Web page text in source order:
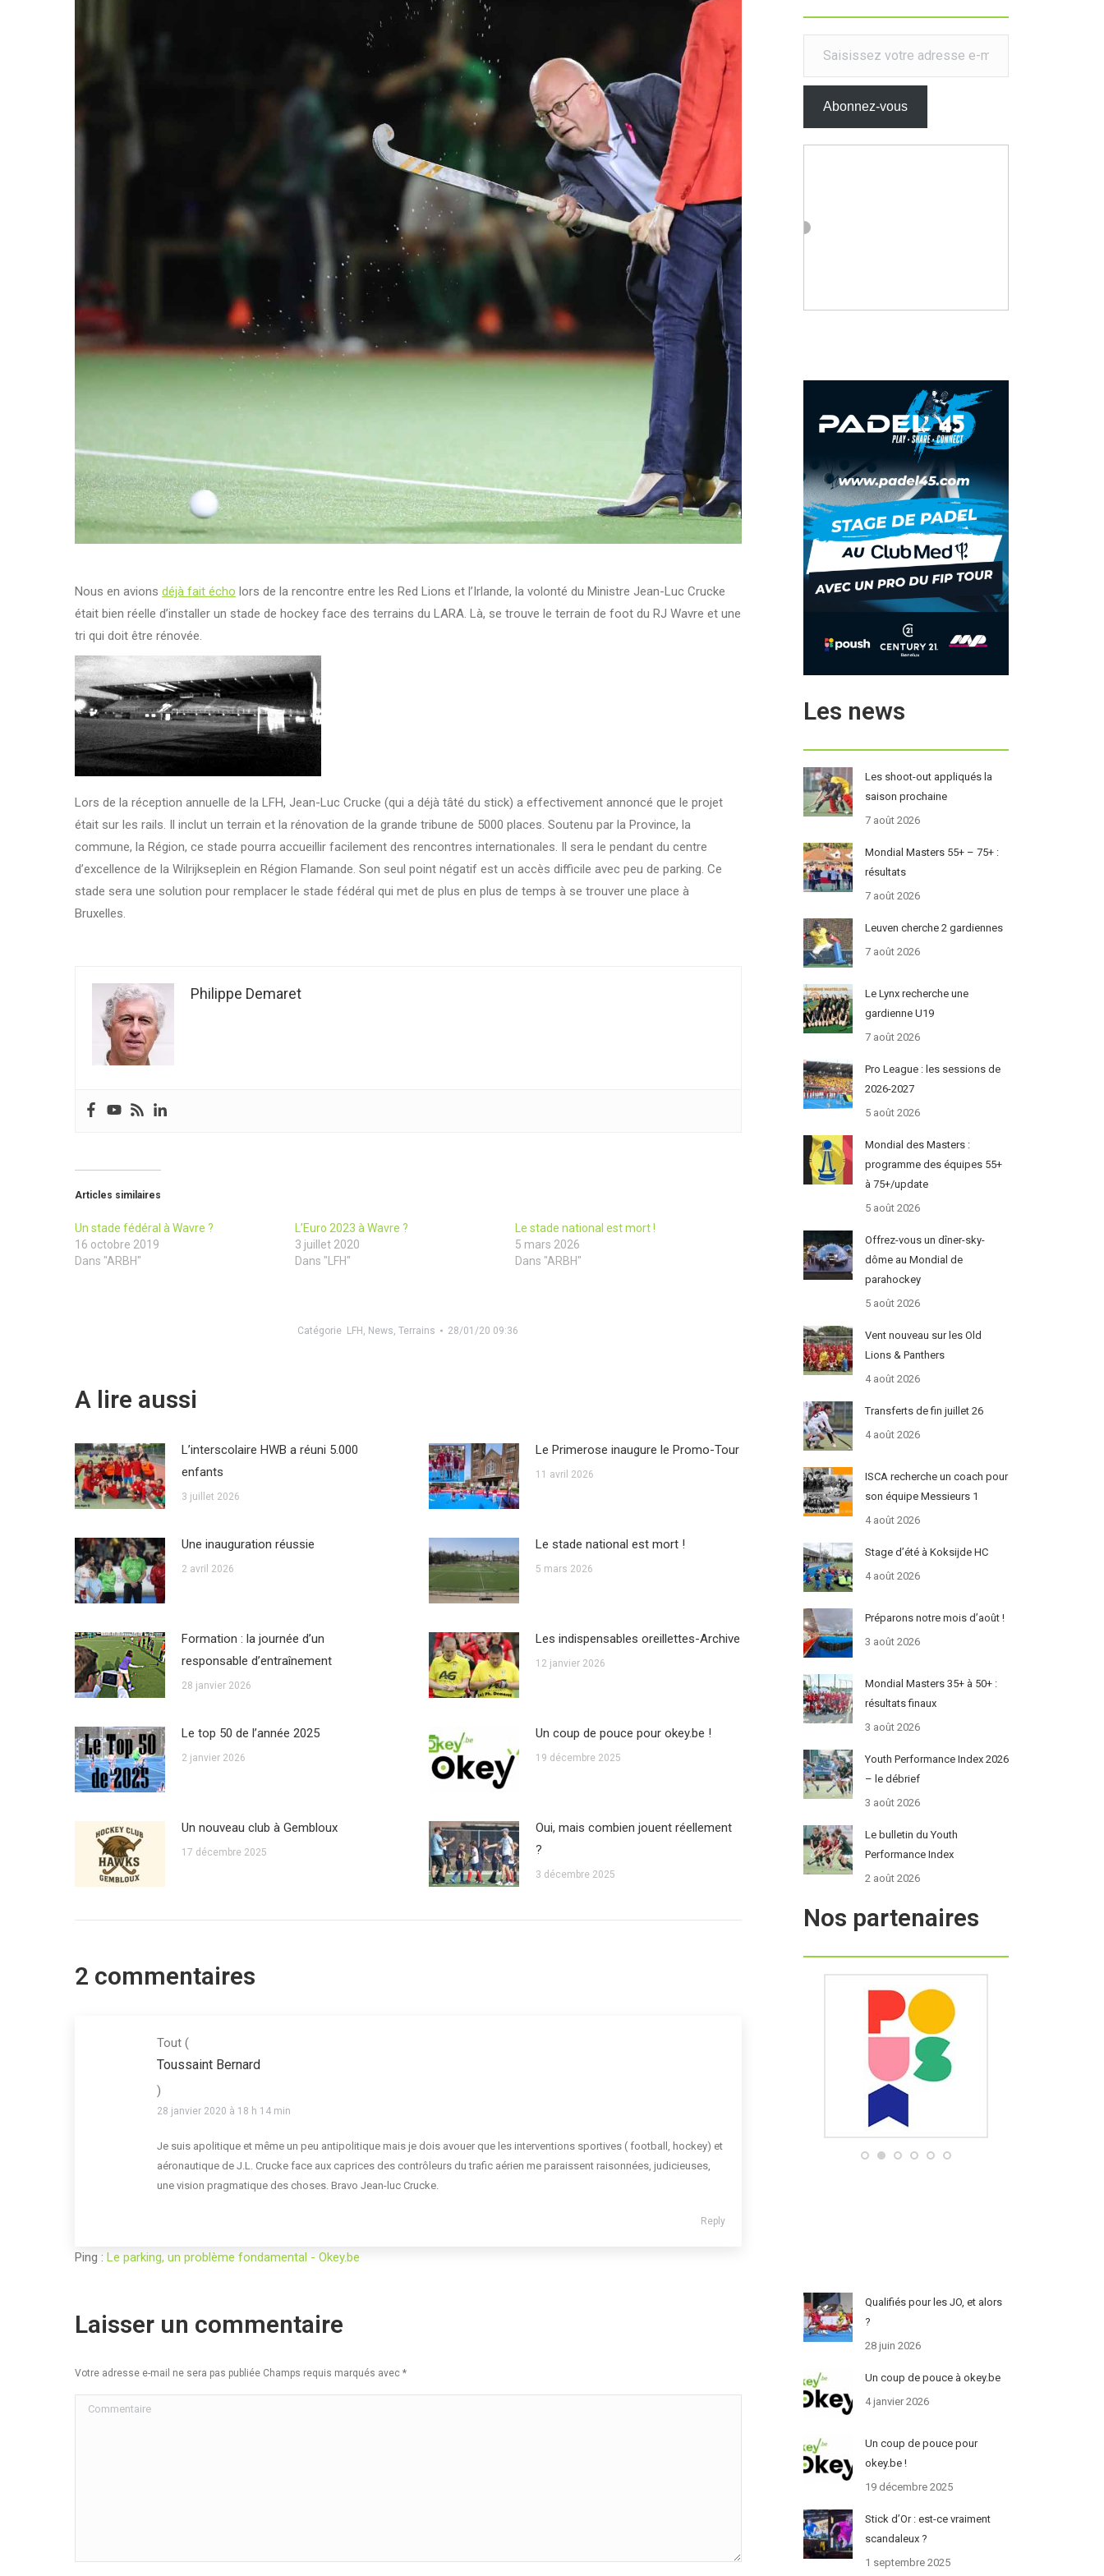
Nous en avions déjà fait écho lors de la rencontre entre les Red Lions et l’Irlande, la volonté du Ministre Jean-Luc Crucke
était bien réelle d’installer un stade de hockey face des terrains du LARA. Là, se trouve le terrain de foot du RJ Wavre et une
tri qui doit être rénovée.
Lors de la réception annuelle de la LFH, Jean-Luc Crucke (qui a déjà tâté du stick) a effectivement annoncé que le projet
était sur les rails. Il inclut un terrain et la rénovation de la grande tribune de 5000 places. Soutenu par la Province, la
commune, la Région, ce stade pourra accueillir facilement des rencontres internationales. Il sera le pendant du centre
d’excellence de la Wilrijkseplein en Région Flamande. Son seul point négatif est un accès difficile avec peu de parking. Ce
stade sera une solution pour remplacer le stade fédéral qui met de plus en plus de temps à se trouver une place à
Bruxelles.
Philippe Demaret
Articles similaires
Un stade fédéral à Wavre ?
16 octobre 2019
Dans "ARBH"
L’Euro 2023 à Wavre ?
3 juillet 2020
Dans "LFH"
Le stade national est mort !
5 mars 2026
Dans "ARBH"
Catégorie LFH , News,Terrains 28/01/20 09:36
A lire aussi
L’interscolaire HWB a réuni 5.000
enfants
3 juillet 2026
Le Primerose inaugure le Promo-Tour
11 avril 2026
Une inauguration réussie
2 avril 2026
Le stade national est mort !
5 mars 2026
Formation : la journée d’un
responsable d’entraînement
28 janvier 2026
Les indispensables oreillettes-Archive
12 janvier 2026
Le top 50 de l’année 2025
2 janvier 2026
Un coup de pouce pour okey.be !
19 décembre 2025
Un nouveau club à Gembloux
17 décembre 2025
Oui, mais combien jouent réellement
?
3 décembre 2025
2 commentaires
Tout (
Toussaint Bernard
)
28 janvier 2020 à 18 h 14 min
Je suis apolitique et même un peu antipolitique mais je dois avouer que les interventions sportives ( football, hockey) et
aéronautique de J.L. Crucke face aux caprices des contrôleurs du trafic aérien me paraissent raisonnées, judicieuses,
une vision pragmatique des choses. Bravo Jean-luc Crucke.
Reply
Ping : Le parking, un problème fondamental - Okey.be
Laisser un commentaire
Votre adresse e-mail ne sera pas publiée Champs requis marqués avec *
Commentaire
Saisissez votre adresse e-mail…
Abonnez-vous
Les news
Les shoot-out appliqués la
saison prochaine
7 août 2026
Mondial Masters 55+ – 75+ :
résultats
7 août 2026
Leuven cherche 2 gardiennes
7 août 2026
Le Lynx recherche une
gardienne U19
7 août 2026
Pro League : les sessions de
2026-2027
5 août 2026
Mondial des Masters :
programme des équipes 55+
à 75+/update
5 août 2026
Offrez-vous un dîner-sky-
dôme au Mondial de
parahockey
5 août 2026
Vent nouveau sur les Old
Lions & Panthers
4 août 2026
Transferts de fin juillet 26
4 août 2026
ISCA recherche un coach pour
son équipe Messieurs 1
4 août 2026
Stage d’été à Koksijde HC
4 août 2026
Préparons notre mois d’août !
3 août 2026
Mondial Masters 35+ à 50+ :
résultats finaux
3 août 2026
Youth Performance Index 2026
– le débrief
3 août 2026
Le bulletin du Youth
Performance Index
2 août 2026
Nos partenaires
Qualifiés pour les JO, et alors
?
28 juin 2026
Un coup de pouce à okey.be
4 janvier 2026
Un coup de pouce pour
okey.be !
19 décembre 2025
Stick d’Or : est-ce vraiment
scandaleux ?
1 septembre 2025